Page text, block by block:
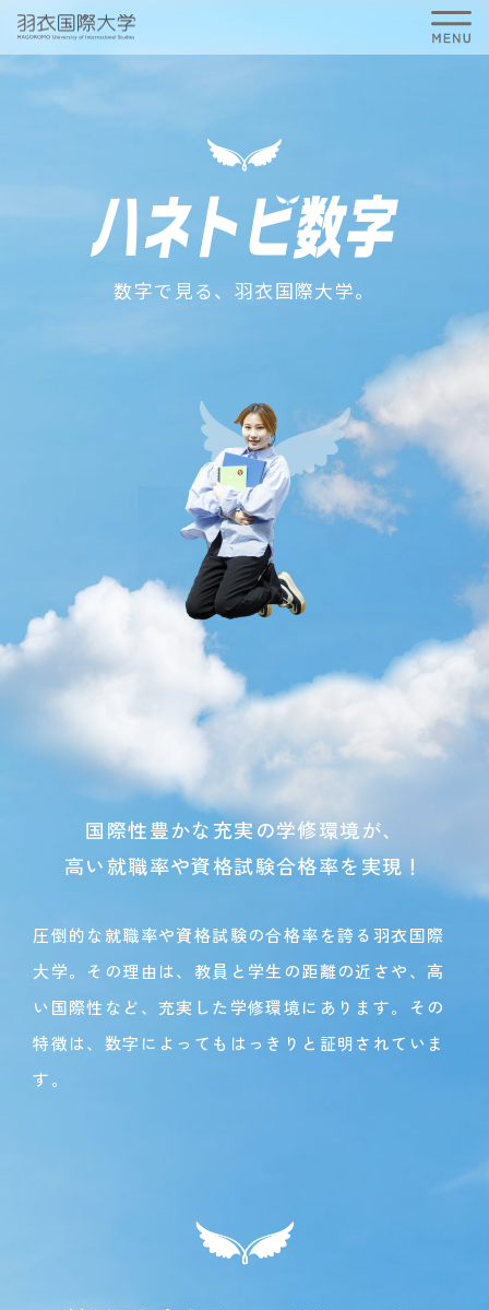
数字で見る、羽衣国際大学。
国際性豊かな充実の学修環境が、
高い就職率や資格試験合格率を実現！
圧倒的な就職率や資格試験の合格率を誇る羽衣国際
大学。その理由は、教員と学生の距離の近さや、高
い国際性など、充実した学修環境にあります。その
特徴は、数字によってもはっきりと証明されていま
す。